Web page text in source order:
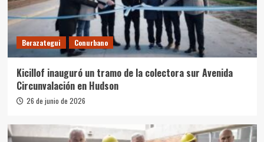
Berazategui Conurbano
Kicillof inauguró un tramo de la colectora sur Avenida
Circunvalación en Hudson
26 de junio de 2026